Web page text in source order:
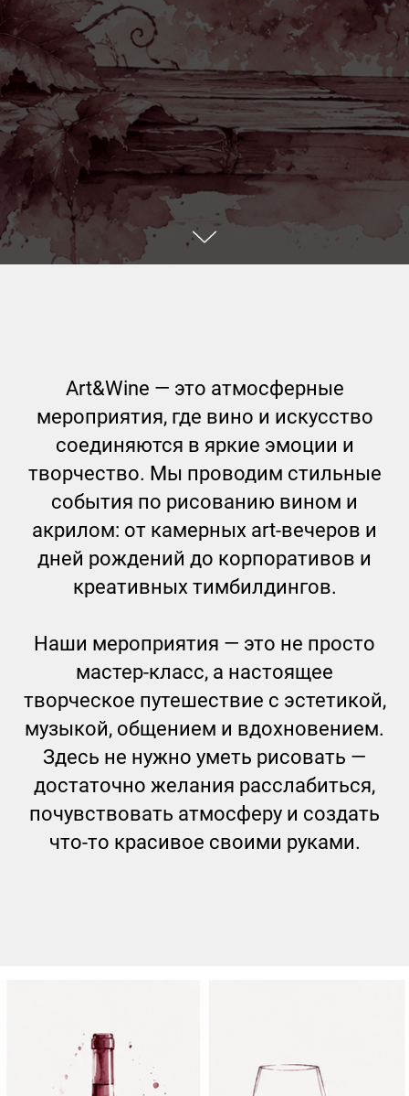
Art&Wine — это атмосферные
мероприятия, где вино и искусство
соединяются в яркие эмоции и
творчество. Мы проводим стильные
события по рисованию вином и
акрилом: от камерных art-вечеров и
дней рождений до корпоративов и
креативных тимбилдингов.
Наши мероприятия — это не просто
мастер-класс, а настоящее
творческое путешествие с эстетикой,
музыкой, общением и вдохновением.
Здесь не нужно уметь рисовать —
достаточно желания расслабиться,
почувствовать атмосферу и создать
что-то красивое своими руками.